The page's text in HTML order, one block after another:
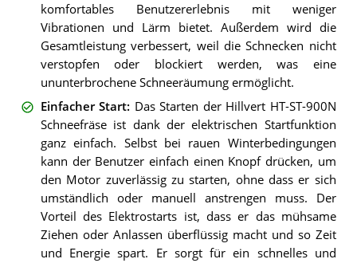
komfortables Benutzererlebnis mit weniger
Vibrationen und Lärm bietet. Außerdem wird die
Gesamtleistung verbessert, weil die Schnecken nicht
verstopfen oder blockiert werden, was eine
ununterbrochene Schneeräumung ermöglicht.
Einfacher Start: Das Starten der Hillvert HT-ST-900N
Schneefräse ist dank der elektrischen Startfunktion
ganz einfach. Selbst bei rauen Winterbedingungen
kann der Benutzer einfach einen Knopf drücken, um
den Motor zuverlässig zu starten, ohne dass er sich
umständlich oder manuell anstrengen muss. Der
Vorteil des Elektrostarts ist, dass er das mühsame
Ziehen oder Anlassen überflüssig macht und so Zeit
und Energie spart. Er sorgt für ein schnelles und